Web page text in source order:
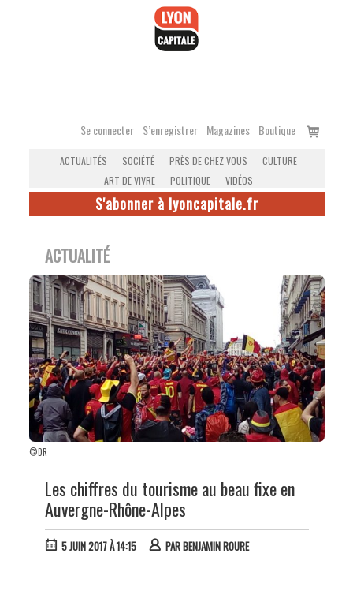
Se connecter S’enregistrer Magazines Boutique
Voir
ACTUALITÉS SOCIÉTÉ PRÈS DE CHEZ VOUS
CULTURE
ART DE VIVRE
POLITIQUE VIDÉOS
S'abonner à lyoncapitale.fr
ACTUALITÉ
©DR
Les chiffres du tourisme au beau fixe en
Auvergne-Rhône-Alpes
5 JUIN 2017 À 14:15 PARBENJAMIN ROURE